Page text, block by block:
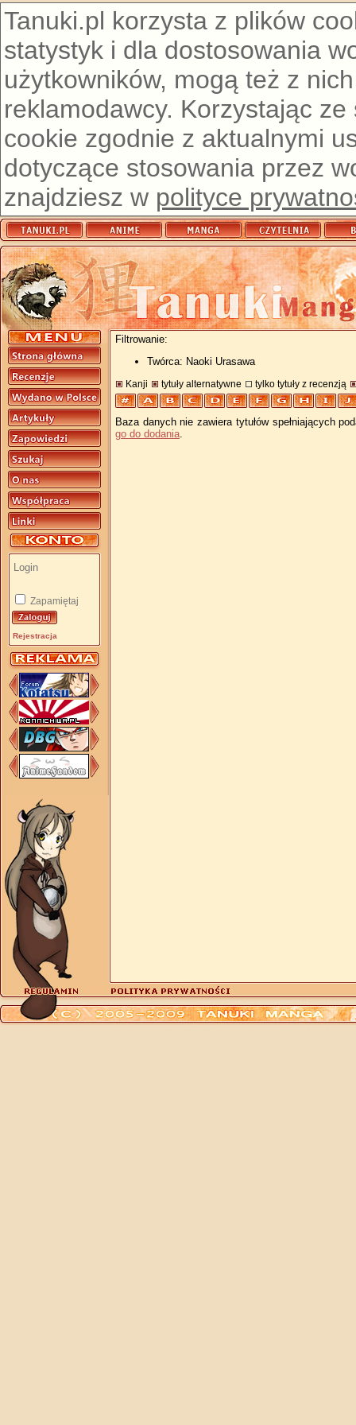
Tanuki.pl korzysta z plików
statystyk i dla dostosowania
użytkowników, mogą też z
reklamodawcy. Korzystając
cookie zgodnie z aktualnymi
dotyczące stosowania przez
znajdziesz w polityce
Zapamiętaj
Rejestracja
Filtrowanie:
Twórca: Naoki Urasawa
Kanji tytuły alternatywne tylko tytuły z recenzją
Baza danych nie zawiera tytułów spełniających
go do dodania.